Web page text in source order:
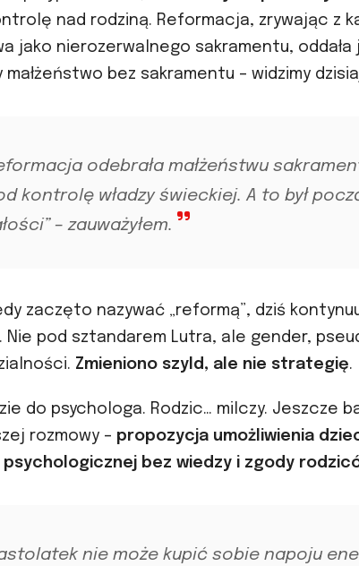
nad rodziną. Reformacja, zrywając z
jako nierozerwalnego sakramentu, oddała
małżeństwo bez sakramentu – widzimy
odebrała małżeństwu
kontrolę władzy świeckiej. A to był
– zauważyłem.
zaczęto nazywać „reformą”, dziś
Nie pod sztandarem Lutra, ale gender,
Zmieniono szyld, ale nie strategię.
do psychologa. Rodzic… milczy. Jeszcze
rozmowy – propozycja umożliwienia
psychologicznej bez wiedzy i zgody
nie może kupić sobie napoju